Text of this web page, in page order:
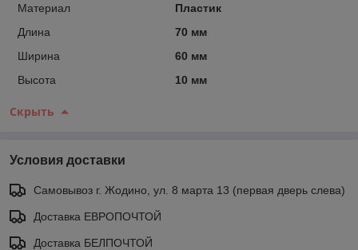
Материал
Пластик
Длина
70 мм
Ширина
60 мм
Высота
10 мм
Скрыть
Условия доставки
Самовывоз г. Жодино, ул. 8 марта 13 (первая дверь слева)
Доставка ЕВРОПОЧТОЙ
Доставка БЕЛПОЧТОЙ